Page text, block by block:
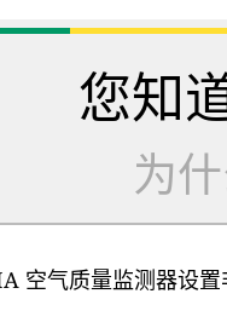
您知
为
空气质量监测器设